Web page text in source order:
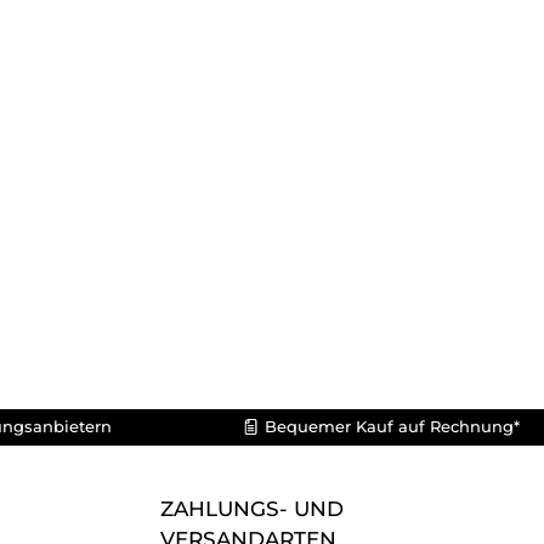
Bequemer Kauf auf Rechnung*
ZAHLUNGS- UND
VERSANDARTEN